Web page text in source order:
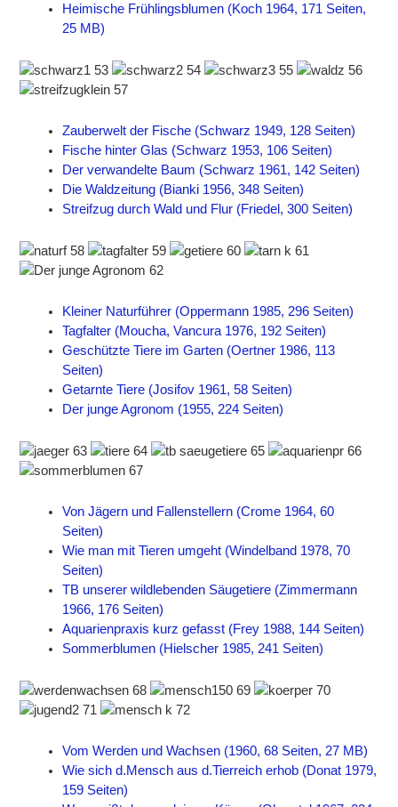
Heimische Frühlingsblumen (Koch 1964, 171 Seiten,
25 MB)
Zauberwelt der Fische (Schwarz 1949, 128 Seiten)
Fische hinter Glas (Schwarz 1953, 106 Seiten)
Der verwandelte Baum (Schwarz 1961, 142 Seiten)
Die Waldzeitung (Bianki 1956, 348 Seiten)
Streifzug durch Wald und Flur (Friedel, 300 Seiten)
Kleiner Naturführer (Oppermann 1985, 296 Seiten)
Tagfalter (Moucha, Vancura 1976, 192 Seiten)
Geschützte Tiere im Garten (Oertner 1986, 113
Seiten)
Getarnte Tiere (Josifov 1961, 58 Seiten)
Der junge Agronom (1955, 224 Seiten)
Von Jägern und Fallenstellern (Crome 1964, 60
Seiten)
Wie man mit Tieren umgeht (Windelband 1978, 70
Seiten)
TB unserer wildlebenden Säugetiere (Zimmermann
1966, 176 Seiten)
Aquarienpraxis kurz gefasst (Frey 1988, 144 Seiten)
Sommerblumen (Hielscher 1985, 241 Seiten)
Vom Werden und Wachsen (1960, 68 Seiten, 27 MB)
Wie sich d.Mensch aus d.Tierreich erhob (Donat 1979,
159 Seiten)